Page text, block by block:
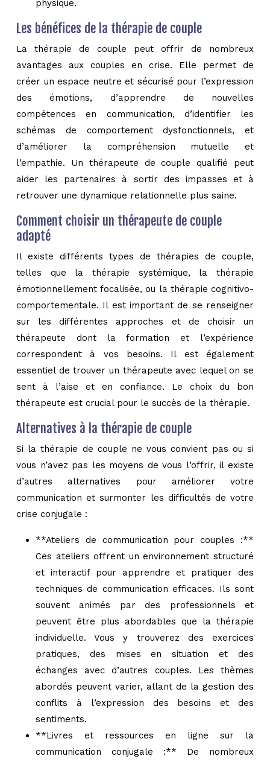
physique.
Les bénéfices de la thérapie de couple
La thérapie de couple peut offrir de nombreux
avantages aux couples en crise. Elle permet de
créer un espace neutre et sécurisé pour l’expression
des émotions, d’apprendre de nouvelles
compétences en communication, d’identifier les
schémas de comportement dysfonctionnels, et
d’améliorer la compréhension mutuelle et
l’empathie. Un thérapeute de couple qualifié peut
aider les partenaires à sortir des impasses et à
retrouver une dynamique relationnelle plus saine.
Comment choisir un thérapeute de couple
adapté
Il existe différents types de thérapies de couple,
telles que la thérapie systémique, la thérapie
émotionnellement focalisée, ou la thérapie cognitivo-
comportementale. Il est important de se renseigner
sur les différentes approches et de choisir un
thérapeute dont la formation et l’expérience
correspondent à vos besoins. Il est également
essentiel de trouver un thérapeute avec lequel on se
sent à l’aise et en confiance. Le choix du bon
thérapeute est crucial pour le succès de la thérapie.
Alternatives à la thérapie de couple
Si la thérapie de couple ne vous convient pas ou si
vous n’avez pas les moyens de vous l’offrir, il existe
d’autres alternatives pour améliorer votre
communication et surmonter les difficultés de votre
crise conjugale :
**Ateliers de communication pour couples :**
Ces ateliers offrent un environnement structuré
et interactif pour apprendre et pratiquer des
techniques de communication efficaces. Ils sont
souvent animés par des professionnels et
peuvent être plus abordables que la thérapie
individuelle. Vous y trouverez des exercices
pratiques, des mises en situation et des
échanges avec d’autres couples. Les thèmes
abordés peuvent varier, allant de la gestion des
conflits à l’expression des besoins et des
sentiments.
**Livres et ressources en ligne sur la
communication conjugale :** De nombreux